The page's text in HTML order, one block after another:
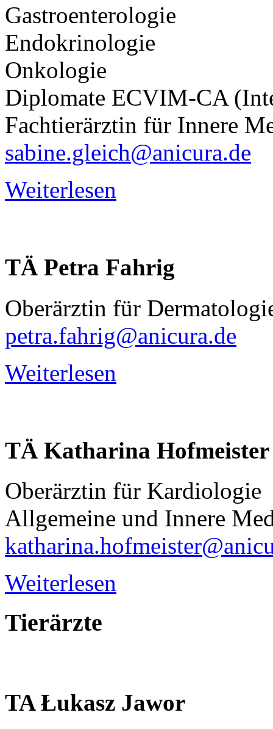
Gastroenterologie
Endokrinologie
Onkologie
Diplomate ECVIM-CA
Fachtierärztin für Innere
sabine.gleich@anicura.de
Weiterlesen
TÄ Petra Fahrig
Oberärztin für
petra.fahrig@anicura.de
Weiterlesen
TÄ Katharina Hofmeister
Oberärztin für Kardiologie
Allgemeine und Innere
Weiterlesen
Tierärzte
TA Łukasz Jawor